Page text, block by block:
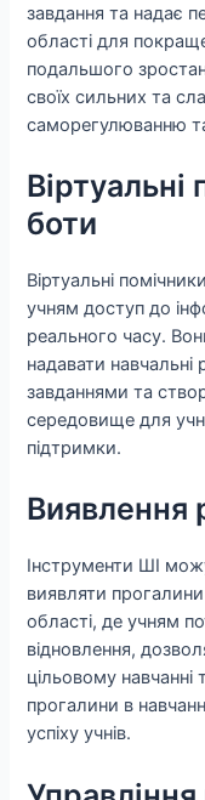
завдання та надає
області для
подальшого
своїх сильних та
саморегулюванню
Віртуальні
боти
Віртуальні
учням доступ до
реального часу.
надавати
завданнями та
середовище для
підтримки.
Виявлення
Інструменти ШІ
виявляти
області, де учням
відновлення,
цільовому
прогалини в
успіху учнів.